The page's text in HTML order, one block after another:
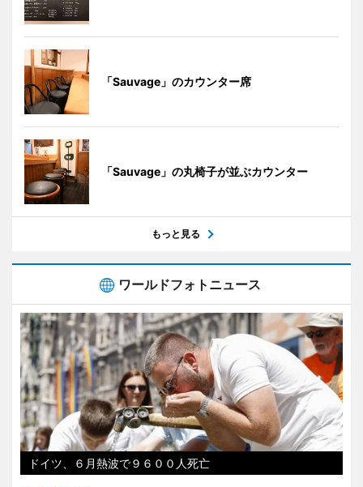
「Sauvage」のカウンター席
「Sauvage」の丸椅子が並ぶカウンター
もっと見る
ワールドフォトニュース
ドイツ、６月熱波で９６００人死亡